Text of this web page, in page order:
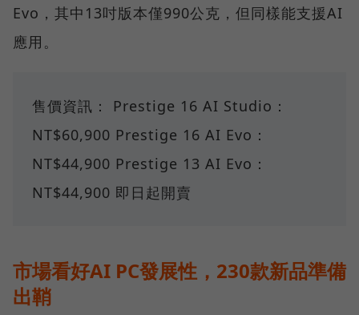
Evo，其中13吋版本僅990公克，但同樣能支援AI
應用。
售價資訊： Prestige 16 AI Studio：
NT$60,900 Prestige 16 AI Evo：
NT$44,900 Prestige 13 AI Evo：
NT$44,900 即日起開賣
市場看好AI PC發展性，230款新品準備
出鞘